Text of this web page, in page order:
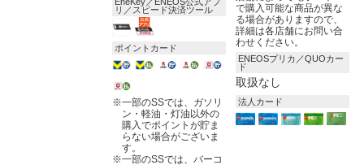
リ／スピード決済ツール
ポイントカード
※一部のSSでは、ガソリ
ン・軽油・灯油以外の
購入でポイントが貯ま
らない場合がございま
す。
※一部のSSでは、バーコ
で購入可能な商品が異な
る場合がありますので、
詳細は各店舗にお問い合
わせください。
ENEOSプリカ／QUOカー
ド
取扱なし
法人カード